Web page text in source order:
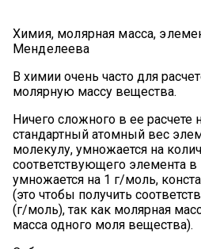
Химия, молярная масса,
Менделеева
В химии очень часто для
молярную массу вещества.
Ничего сложного в ее расчете
стандартный атомный вес
молекулу, умножается на
соответствующего элемента
умножается на 1 г/моль,
(это чтобы получить
(г/моль), так как молярная
масса одного моля вещества).